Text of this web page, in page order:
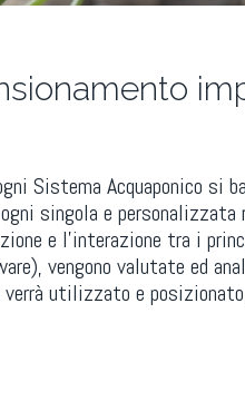
Sistema Acquaponico si
singola e
e l’interazione tra i
vengono valutate ed
utilizzato e